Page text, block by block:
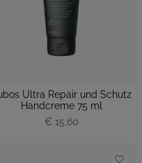
Ultra Repair und Schutz
Handcreme 75 ml
€ 15,60